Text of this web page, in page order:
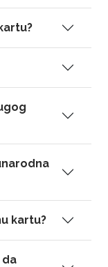
kartu?